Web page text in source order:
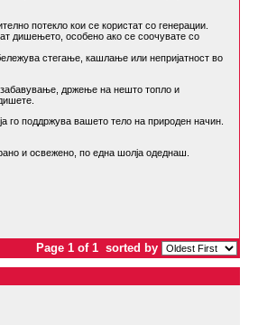
потекло кои се користат со генерации.
дишењето, особено ако се соочувате со
стегање, кашлање или непријатност во
забавување, држење на нешто топло и
го поддржува вашето тело на природен начин.
и освежено, по една шолја одеднаш.
Page 1 of 1 sorted by